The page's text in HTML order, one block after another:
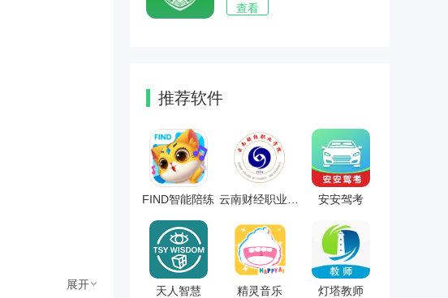
展开
查看
推荐软件
FIND智能陪练 安安驾考
天人智慧 精灵音乐 灯塔教师